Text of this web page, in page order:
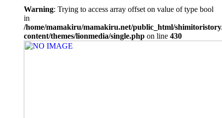
Warning: Trying to access array offset on value of type bool
in
/home/mamakiru/mamakiru.net/public_html/
content/themes/lionmedia/single.php on line 430